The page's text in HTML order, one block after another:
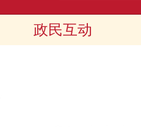
政民互动